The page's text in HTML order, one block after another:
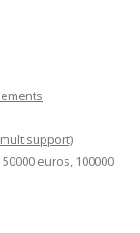
euros, 100000